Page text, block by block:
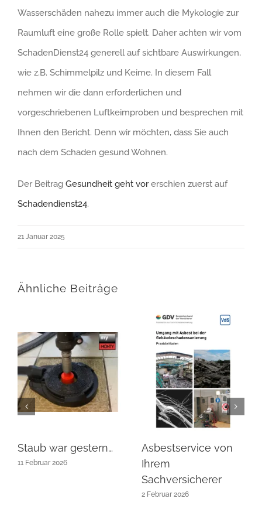
Wasserschäden nahezu immer auch die Mykologie zur
Raumluft eine große Rolle spielt. Daher achten wir vom
SchadenDienst24 generell auf sichtbare Auswirkungen,
wie z.B. Schimmelpilz und Keime. In diesem Fall
nehmen wir die dann erforderlichen und
vorgeschriebenen Luftkeimproben und besprechen mit
Ihnen den Bericht. Denn wir möchten, dass Sie auch
nach dem Schaden gesund Wohnen.
Der Beitrag Gesundheit geht vorerschien zuerst auf
Schadendienst24.
21 Januar 2025
Ähnliche Beiträge
Staub war gestern…
11 Februar 2026
Asbestservice von
Ihrem
Sachversicherer
2 Februar 2026